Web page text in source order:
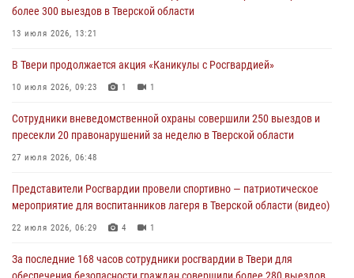
В Твери продолжается акция «Каникулы с Росгвардией»
10 июля 2026, 09:23
Росгвардейцы в Твери пресекли 16 административных
правонарушений
более 300 выездов в Тверской области
13 июля 2026, 13:21
В Твери продолжается акция «Каникулы с Росгвардией»
10 июля 2026, 09:23 1 1
Сотрудники вневедомственной охраны совершили 250 выездов и
пресекли 20 правонарушений за неделю в Тверской области
27 июля 2026, 06:48
Представители Росгвардии провели спортивно — патриотическое
мероприятие для воспитанников лагеря в Тверской области (видео)
22 июля 2026, 06:29 4 1
За последние 168 часов сотрудники росгвардии в Твери для
обеспечения безопасности граждан совершили более 280 выездов